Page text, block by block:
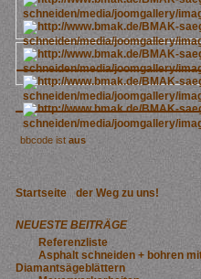
bbcode ist aus
Startseite der Weg zu uns!
NEUESTE BEITRÄGE
Referenzliste
Asphalt schneiden + bohren
Diamantsägeblättern